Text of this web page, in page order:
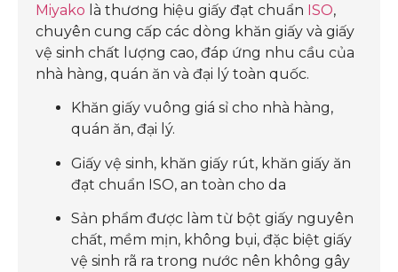
Miyako là thương hiệu giấy đạt chuẩn ISO,
chuyên cung cấp các dòng khăn giấy và giấy
vệ sinh chất lượng cao, đáp ứng nhu cầu của
nhà hàng, quán ăn và đại lý toàn quốc.
Khăn giấy vuông giá sỉ cho nhà hàng,
quán ăn, đại lý.
Giấy vệ sinh, khăn giấy rút, khăn giấy ăn
đạt chuẩn ISO, an toàn cho da
Sản phẩm được làm từ bột giấy nguyên
chất, mềm mịn, không bụi, đặc biệt giấy
vệ sinh rã ra trong nước nên không gây